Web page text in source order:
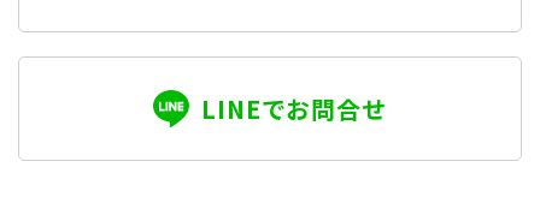
LINEでお問合せ